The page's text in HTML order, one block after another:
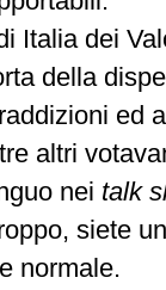
Italia dei
della
ed
altri
nei talk
siete
normale.